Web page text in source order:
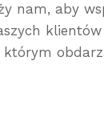
nam, aby